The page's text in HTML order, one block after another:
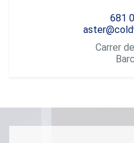
681
Carrer